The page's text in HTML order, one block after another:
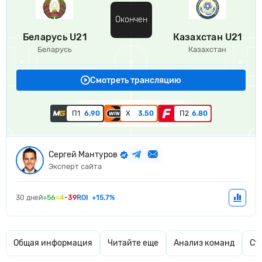
Беларусь U21
Беларусь
Окончен
Казахстан U21
Казахстан
Смотреть трансляцию
П1 6.90 Х 3.50 П2 6.80
Сергей Мантуров
Эксперт сайта
30 дней+56=4-39ROI +15.7%
Общая информация Читайте еще Анализ команд